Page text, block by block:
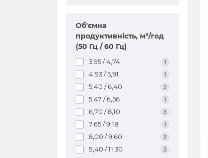
Об'ємна
продуктивність, м³/год
(50 Гц / 60 Гц)
3,95 / 4,74 1
4.93 / 5,91 1
5,40 / 6,40 2
5.47 / 6,56 1
6,70 / 8,10 3
7.65 / 9,18 1
8,00 / 9,60 3
9,40 / 11,30 3